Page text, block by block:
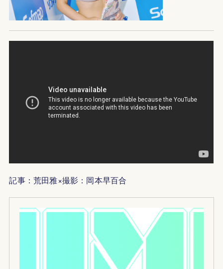
記事：荒田雅×撮影：岡本早百合